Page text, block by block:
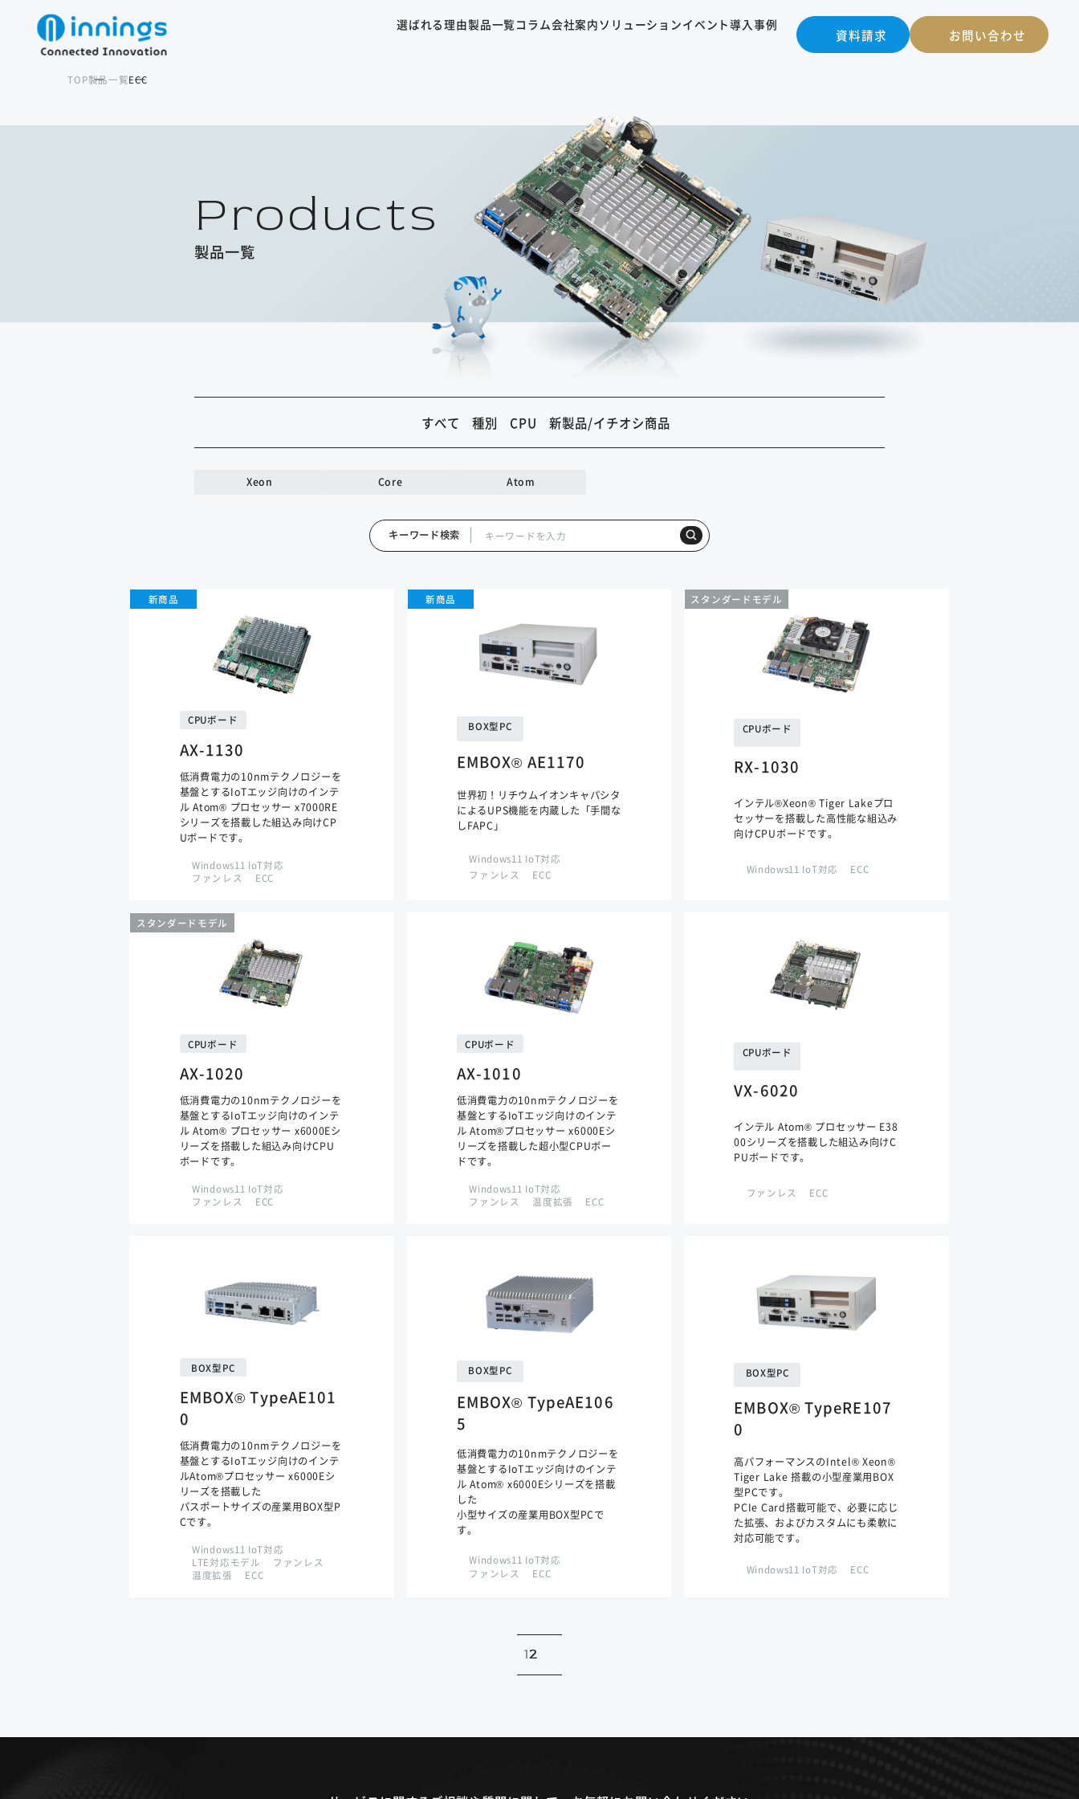
選ばれる理由製品一覧 コラム会社案内ソリューションイベント導入事例
資料請求 お問い合わせ
TOP製品一覧ECC
Products
製品一覧
すべて 種別 CPU 新製品/イチオシ商品
Xeon Core Atom
キーワード検索
新商品
CPUボード
AX-1130
低消費電力の10nmテクノロジーを
基盤とするIoTエッジ向けのインテ
ル Atom® プロセッサー x7000RE
シリーズを搭載した組込み向けCP
Uボードです。
Windows11 IoT対応
ファンレス
ECC
新商品
BOX型PC
EMBOX® AE1170
世界初！リチウムイオンキャパシタ
によるUPS機能を内蔵した「手間な
しFAPC」
Windows11 IoT対応
ファンレス
ECC
スタンダードモデル
CPUボード
RX-1030
インテル®Xeon® Tiger Lakeプロ
セッサーを搭載した高性能な組込み
向けCPUボードです。
Windows11 IoT対応 ECC
スタンダードモデル
CPUボード
AX-1020
低消費電力の10nmテクノロジーを
基盤とするIoTエッジ向けのインテ
ル Atom® プロセッサー x6000Eシ
リーズを搭載した組込み向けCPU
ボードです。
Windows11 IoT対応
ファンレス
ECC
CPUボード
AX-1010
低消費電力の10nmテクノロジーを
基盤とするIoTエッジ向けのインテ
ル Atom®プロセッサー x6000Eシ
リーズを搭載した超小型CPUボー
ドです。
Windows11 IoT対応
ファンレス
温度拡張 ECC
CPUボード
VX-6020
インテル Atom® プロセッサー E38
00シリーズを搭載した組込み向けC
PUボードです。
ファンレス ECC
BOX型PC
EMBOX® TypeAE101
0
低消費電力の10nmテクノロジーを
基盤とするIoTエッジ向けのインテ
ルAtom®プロセッサー x6000Eシ
リーズを搭載した
パスポートサイズの産業用BOX型P
Cです。
Windows11 IoT対応
LTE対応モデル
ファンレス
温度拡張
ECC
BOX型PC
EMBOX® TypeAE106
5
低消費電力の10nmテクノロジーを
基盤とするIoTエッジ向けのインテ
ル Atom® x6000Eシリーズを搭載
した
小型サイズの産業用BOX型PCで
す。
Windows11 IoT対応
ファンレス
ECC
BOX型PC
EMBOX® TypeRE107
0
高パフォーマンスのIntel® Xeon®
Tiger Lake 搭載の小型産業用BOX
型PCです。
PCIe Card搭載可能で、必要に応じ
た拡張、およびカスタムにも柔軟に
対応可能です。
Windows11 IoT対応 ECC
12